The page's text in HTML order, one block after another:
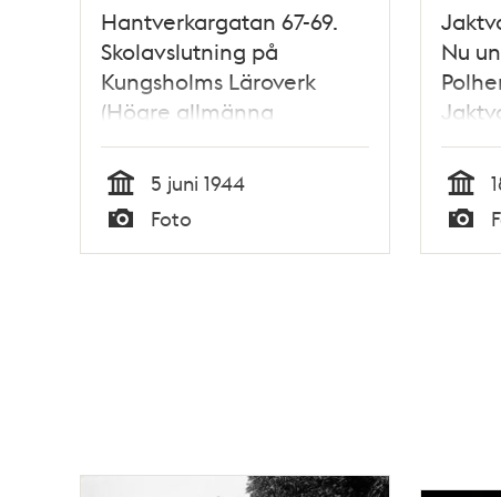
Hantverkargatan 67-69.
Skolavslutning på
Kungsholms Läroverk
(Högre allmänna
läroverket å
Kungsholmen)
Tid
5 juni 1944
Typ
Foto
Nu
från
Tid
Typ